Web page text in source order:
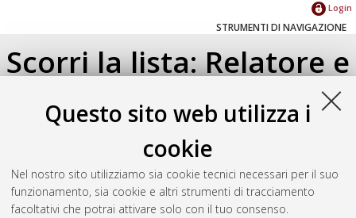
Questo sito web utilizza i
cookie
Nel nostro sito utilizziamo sia cookie tecnici necessari per il suo
funzionamento, sia cookie e altri strumenti di tracciamento
facoltativi che potrai attivare solo con il tuo consenso.
Login
STRUMENTI DI NAVIGAZIONE
Scorri la lista: Relatore e
Correlatore
Seleziona un valore dall'elenco sottostante.
2010(1)